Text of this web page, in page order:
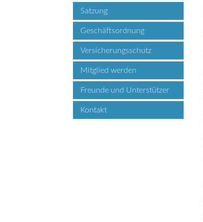
Satzung
Geschäftsordnung
Versicherungsschutz
Mitglied werden
Freunde und Unterstützer
Kontakt